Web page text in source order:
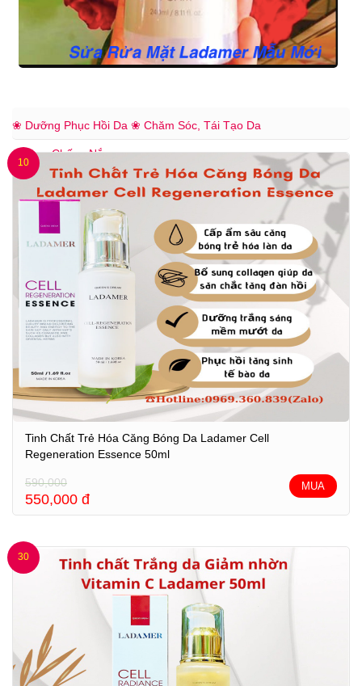
❀ Dưỡng Phục Hồi Da ❀ Chăm Sóc, Tái Tạo Da
❀ Kem Chống Nắng
10
Tinh Chất Trẻ Hóa Căng Bóng Da Ladamer Cell
Regeneration Essence 50ml
590,000
550,000 đ
MUA
30